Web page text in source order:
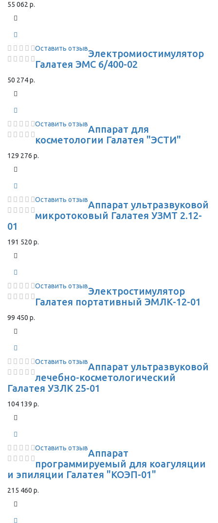
55 062 р.
Оставить отзывЭлектромиостимулятор
Галатея ЭМС 6/400-02
50 274 р.
Оставить отзывАппарат для
косметологии Галатея "ЭСТИ"
129 276 р.
Оставить отзывАппарат ультразвуковой
микротоковый Галатея УЗМТ 2.12-
01
191 520 р.
Оставить отзывЭлектростимулятор
Галатея портативный ЭМЛК-12-01
99 450 р.
Оставить отзывАппарат ультразвуковой
лечебно-косметологический
Галатея УЗЛК 25-01
104 139 р.
Оставить отзывАппарат
программируемый для коагуляции
и эпиляции Галатея "КОЭП-01"
215 460 р.